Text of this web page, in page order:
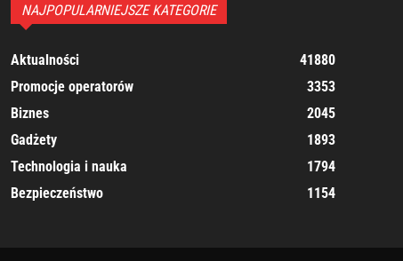
NAJPOPULARNIEJSZE KATEGORIE
Aktualności
41880
Promocje operatorów
3353
Biznes
2045
Gadżety
1893
Technologia i nauka
1794
Bezpieczeństwo
1154